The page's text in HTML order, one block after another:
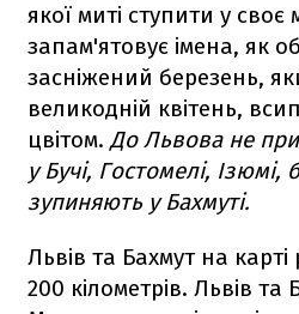
якої миті ступити у своє
запам'ятовує імена, як
засніжений березень,
великодній квітень,
цвітом. До Львова не
у Бучі, Гостомелі,
зупиняють у Бахмуті.
Львів та Бахмут на
200 кілометрів. Львів та